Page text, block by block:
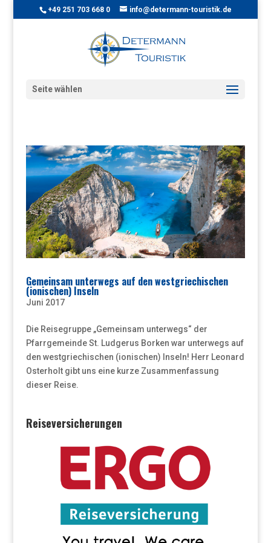
+49 251 703 668 0 info@determann-touristik.de
Seite wählen
Gemeinsam unterwegs auf den westgriechischen
(ionischen) Inseln
Juni 2017
Die Reisegruppe „Gemeinsam unterwegs“ der
Pfarrgemeinde St. Ludgerus Borken war unterwegs auf
den westgriechischen (ionischen) Inseln! Herr Leonard
Osterholt gibt uns eine kurze Zusammenfassung
dieser Reise.
Reiseversicherungen